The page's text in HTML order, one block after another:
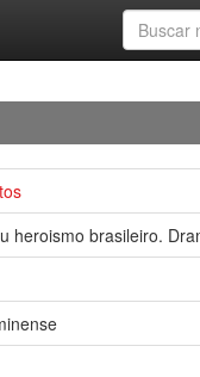
heroismo brasileiro.